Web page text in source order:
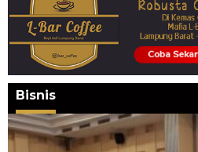
Bisnis